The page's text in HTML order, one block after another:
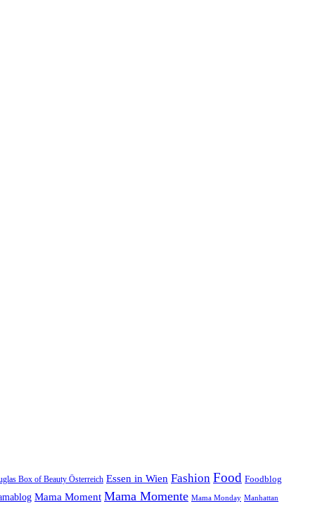
Box of Beauty Österreich Essen in Wien Fashion Food Foodblog
Mama Moment Mama Momente Mama Monday Manhattan